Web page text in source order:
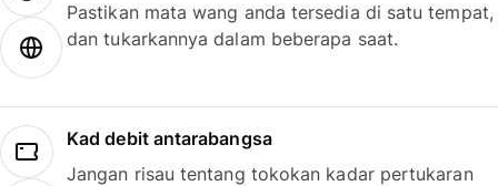
Pastikan mata wang anda tersedia di satu tempat,
dan tukarkannya dalam beberapa saat.
Kad debit antarabangsa
Jangan risau tentang tokokan kadar pertukaran